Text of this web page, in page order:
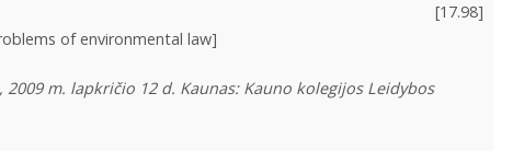
[17.98]
of environmental law]
m. lapkričio 12 d. Kaunas: Kauno kolegijos Leidybos